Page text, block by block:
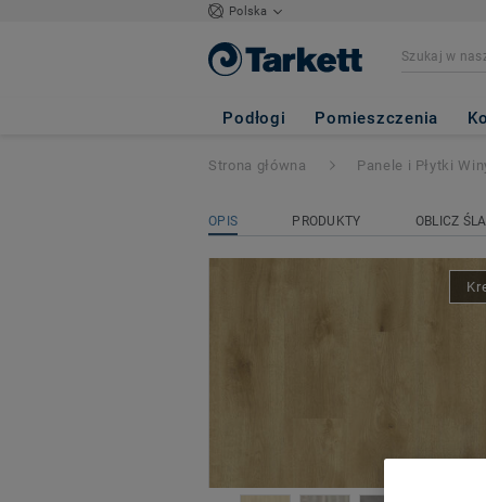
Polska
Podłogi Pomieszczenia
Elegance Rigid
NATURAL
Strona główna Panele i Płytki
OPIS PRODUKTY OBLICZ